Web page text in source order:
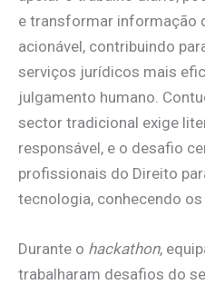
e transformar informação
acionável, contribuindo
serviços jurídicos mais
julgamento humano.
sector tradicional exige
responsável, e o desafio
profissionais do Direito
tecnologia, conhecendo os
Durante o hackathon,
trabalharam desafios do